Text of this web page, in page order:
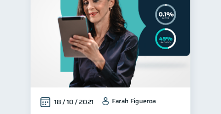
18 / 10 / 2021 Farah Figueroa